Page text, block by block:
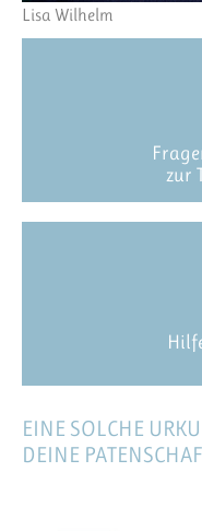
Lisa Wilhelm
zur
EINE SOLCHE
DEINE